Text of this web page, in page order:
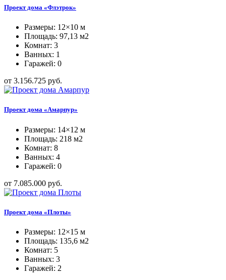
Проект дома «Флэтрок»
Размеры: 12×10 м
Площадь: 97,13 м2
Комнат: 3
Ванных: 1
Гаражей: 0
от 3.156.725 руб.
Проект дома «Амарпур»
Размеры: 14×12 м
Площадь: 218 м2
Комнат: 8
Ванных: 4
Гаражей: 0
от 7.085.000 руб.
Проект дома «Плоты»
Размеры: 12×15 м
Площадь: 135,6 м2
Комнат: 5
Ванных: 3
Гаражей: 2